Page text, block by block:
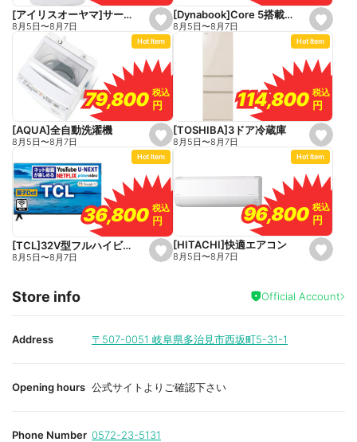
s
e
t
a
v
o
r
i
e
[アイリスオーヤマ]サーキュレーター
8月5日〜8月7日
s
e
t
a
v
o
r
i
e
[Dynabook]Core 5搭載パソコン
8月5日〜8月7日
s
e
t
a
v
o
r
i
e
Hot Item
79,800
79,800 税込
税込
円
円
[AQUA]全自動洗濯機
8月5日〜8月7日
s
e
t
a
v
o
r
i
e
Hot Item
114,800
114,800 税込
税込
円
円
[TOSHIBA]3ドア冷蔵庫
8月5日〜8月7日
s
e
i
t
Hot Item
36,800
36,800 税込
税込
円
円
[TCL]32V型フルハイビジョン液晶テレビ
8月5日〜8月7日
s
e
a
Hot Item
96,800
96,800 税込
税込
円
円
[HITACHI]快適エアコン
8月5日〜8月7日
Store info Official Account
Address 〒507-0051 岐阜県多治見市西坂町5-31-1
Opening hours 公式サイトよりご確認下さい
Phone Number 0572-23-5131